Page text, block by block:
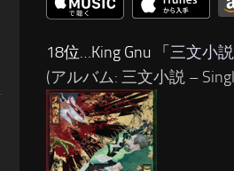
18位…King Gnu 「三文小説
(アルバム: 三文小説 –